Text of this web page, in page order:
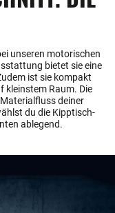
unseren motorischen
bietet sie eine
ist sie kompakt
Raum. Die
deiner
du die Kipptisch-
ablegend.